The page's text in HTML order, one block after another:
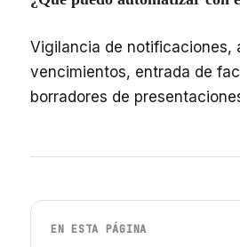
Vigilancia de notificaciones,
vencimientos, entrada de
borradores de
EN ESTA PÁGINA